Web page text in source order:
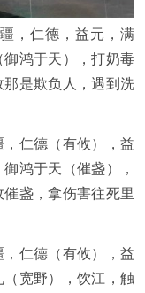
，仁德，益元，满
鸿于天），打奶毒
是欺负人，遇到洗
，仁德（有攸），益
鸿于天（催盏），
盏，拿伤害往死里
仁德（有攸），益
宽野），饮江，触